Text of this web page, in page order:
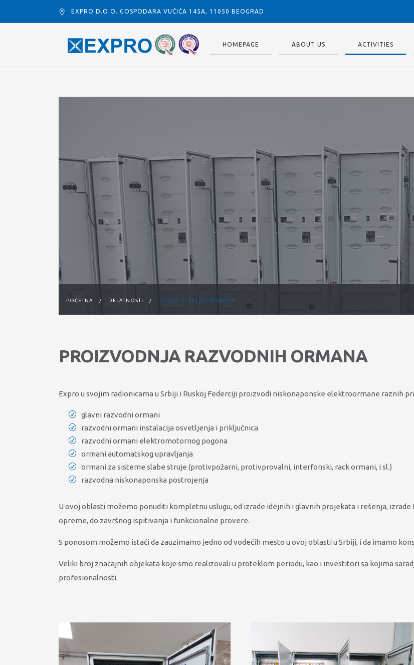
EXPRO D.O.O. GOSPODARA VUČIĆA 145A, 11050 BEOGRAD
HOMEPAGE ABOUT US ACTIVITIES
POČETNA / DELATNOSTI / IZRADA ELEKTRO ORMANA
PROIZVODNJA RAZVODNIH ORMANA
Expro u svojim radionicama u Srbiji i Ruskoj Federciji proizvodi niskonaponske elektroormane raznih
glavni razvodni ormani
razvodni ormani instalacija osvetljenja i priključnica
razvodni ormani elektromotornog pogona
ormani automatskog upravljanja
ormani za sisteme slabe struje (protivpožarni, protivprovalni, interfonski, rack ormani, i sl.)
razvodna niskonaponska postrojenja
U ovoj oblasti možemo ponuditi kompletnu uslugu, od izrade idejnih i glavnih projekata i rešenja,
opreme, do završnog ispitivanja i funkcionalne provere.
S ponosom možemo istaći da zauzimamo jedno od vodećih mesto u ovoj oblasti u Srbiji, i da imamo
Veliki broj znacajnih objekata koje smo realizovali u proteklom periodu, kao i investitori sa kojima
profesionalnosti.